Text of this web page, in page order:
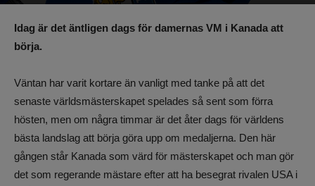
Idag är det äntligen dags för damernas VM i Kanada att
börja.
Väntan har varit kortare än vanligt med tanke på att det
senaste världsmästerskapet spelades så sent som förra
hösten, men om några timmar är det åter dags för världens
bästa landslag att börja göra upp om medaljerna. Den här
gången står Kanada som värd för mästerskapet och man gör
det som regerande mästare efter att ha besegrat rivalen USA i